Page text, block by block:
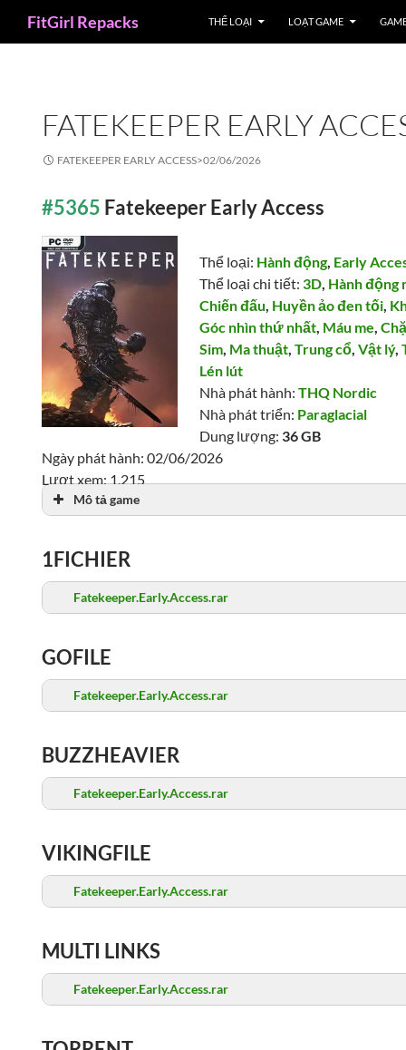
FitGirl Repacks THỂ LOẠI LOẠT GAME
FATEKEEPER EARLY
FATEKEEPER EARLY ACCESS>02/06/2026
#5365 Fatekeeper Early Access
Thể loại: Hành động, Early
Thể loại chi tiết: 3D, Hành động
Chiến đấu, Huyền ảo đen tối,
Góc nhìn thứ nhất, Máu me,
Sim, Ma thuật,Trung cổ,Vật lý,
Lén lút
Nhà phát hành:THQ Nordic
Nhà phát triển: Paraglacial
Dung lượng: 36 GB
Ngày phát hành: 02/06/2026
Lượt xem: 1,215
Mô tả game
1FICHIER
Fatekeeper.Early.Access.rar
GOFILE
Fatekeeper.Early.Access.rar
BUZZHEAVIER
Fatekeeper.Early.Access.rar
VIKINGFILE
Fatekeeper.Early.Access.rar
MULTI LINKS
Fatekeeper.Early.Access.rar